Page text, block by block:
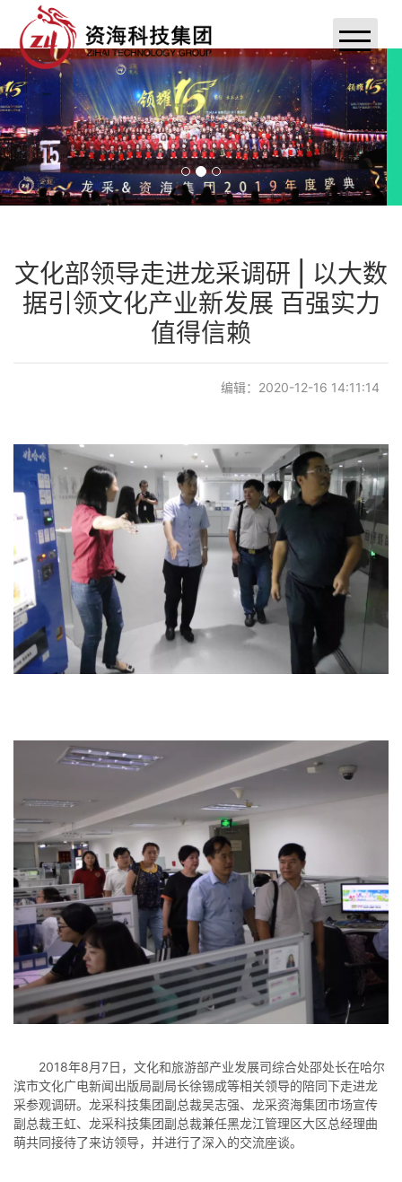
首页
关于资海
新闻动态
案例展示
小程序定制开发
文化部领导走进龙采调研 | 以大数
据引领文化产业新发展 百强实力
值得信赖
编辑：2020-12-16 14:11:14
2018年8月7日，文化和旅游部产业发展司综合处邵处长在哈尔
滨市文化广电新闻出版局副局长徐锡成等相关领导的陪同下走进龙
采参观调研。龙采科技集团副总裁吴志强、龙采资海集团市场宣传
副总裁王虹、龙采科技集团副总裁兼任黑龙江管理区大区总经理曲
萌共同接待了来访领导，并进行了深入的交流座谈。